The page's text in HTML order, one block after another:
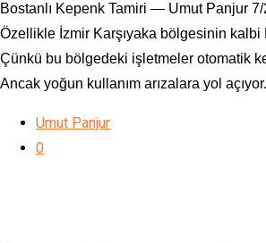
Bostanlı Kepenk Tamiri — Umut Panjur 7/
Özellikle İzmir Karşıyaka bölgesinin kalbi
Çünkü bu bölgedeki işletmeler otomatik
Ancak yoğun kullanım arızalara yol
Umut Panjur
0